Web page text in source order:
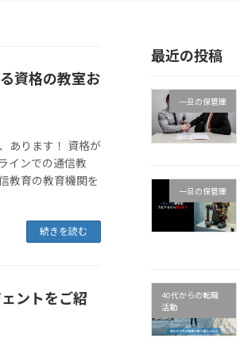
資格の教室お
あります！ 資格が
インでの通信教
教育の教育機関を
続きを読む
ントをご紹
最近の投稿
一旦の保管庫
一旦の保管庫
40代からの転職
活動